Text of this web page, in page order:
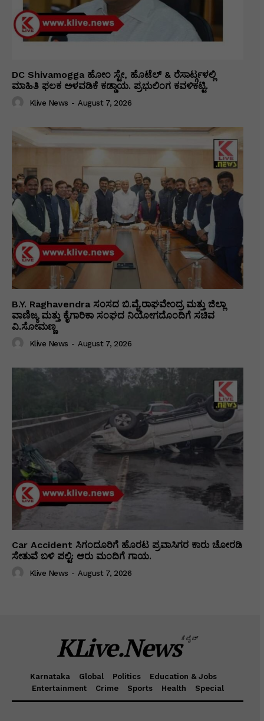
DC Shivamogga ಹೋಂ ಸ್ಟೇ, ಹೊಟೆಲ್ & ರೆಸಾರ್ಟ್ಗಳಲ್ಲಿ
ಮಾಹಿತಿ ಫಲಕ ಅಳವಡಿಕೆ ಕಡ್ಡಾಯ. ಪ್ರಭುಲಿಂಗ ಕವಳಿಕಟ್ಟಿ.
Klive News - August 7, 2026
B.Y. Raghavendra ಸಂಸದ ಬಿ.ವೈ.ರಾಘವೇಂದ್ರ ಮತ್ತು ಜಿಲ್ಲಾ
ವಾಣಿಜ್ಯ ಮತ್ತು ಕೈಗಾರಿಕಾ ಸಂಘದ ನಿಯೋಗದೊಂದಿಗೆ ಸಚಿವ
ವಿ‌.ಸೋಮಣ್ಣ
Klive News - August 7, 2026
Car Accident ಸಿಗಂದೂರಿಗೆ ಹೊರಟ ಪ್ರವಾಸಿಗರ ಕಾರು ಚೋರಡಿ
ಸೇತುವೆ ಬಳಿ ಪಲ್ಟಿ: ಆರು ಮಂದಿಗೆ ಗಾಯ.
Klive News - August 7, 2026
KLive.Newsಕೆಲೈವ್
Karnataka Global Politics
Education & Jobs
Entertainment
Crime Sports Health Special